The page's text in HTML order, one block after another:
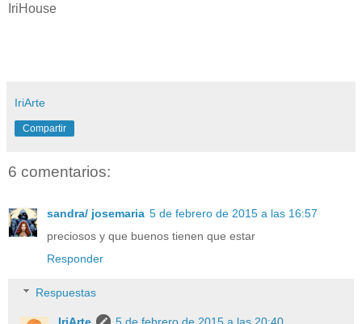
IriHouse
IriArte
Compartir
6 comentarios:
sandra/ josemaria 5 de febrero de 2015 a las 16:57
preciosos y que buenos tienen que estar
Responder
Respuestas